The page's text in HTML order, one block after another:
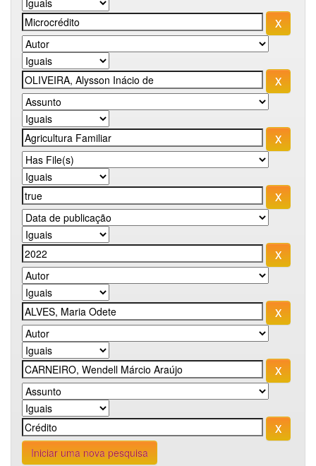
Iniciar uma nova pesquisa